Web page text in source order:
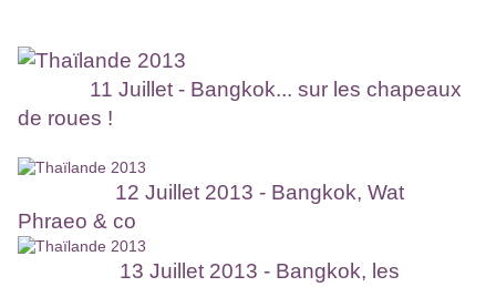
11 Juillet - Bangkok... sur les chapeaux
de roues !
12 Juillet 2013 - Bangkok, Wat
Phraeo & co
13 Juillet 2013 - Bangkok, les